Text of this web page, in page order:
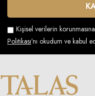
Kişisel verilerin
Politikası’nı okudum ve kabul